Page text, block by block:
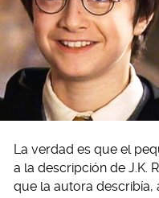
La verdad es que el
a la descripción de J.K.
que la autora describía,